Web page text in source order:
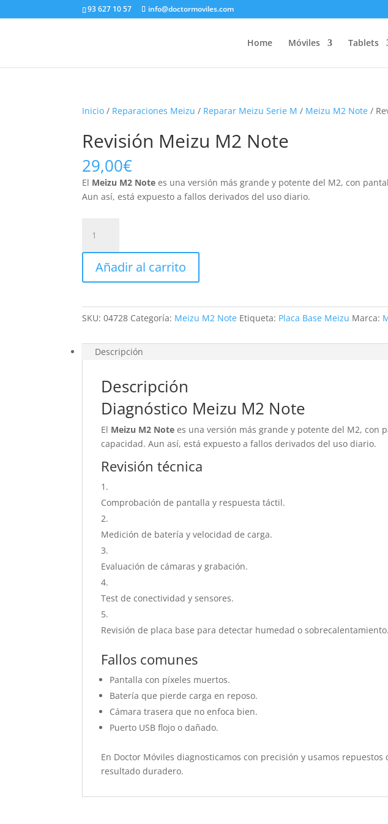
93 627 10 57 info@doctormoviles.com
Home Móviles Tablets
Inicio / Reparaciones Meizu / Reparar Meizu Serie M / Meizu M2 Note /
Revisión Meizu M2 Note
29,00€
El Meizu M2 Note es una versión más grande y potente del M2, con
Aun así, está expuesto a fallos derivados del uso diario.
Meizu
M2
Note
cantidad
Añadir al carrito
SKU:04728 Categoría: Meizu M2 Note Etiqueta: Placa Base Meizu Marca:
Descripción
Descripción
Diagnóstico Meizu M2 Note
El Meizu M2 Note es una versión más grande y potente del M2, con
capacidad. Aun así, está expuesto a fallos derivados del uso diario.
Revisión técnica
Comprobación de pantalla y respuesta táctil.
Medición de batería y velocidad de carga.
Evaluación de cámaras y grabación.
Test de conectividad y sensores.
Revisión de placa base para detectar humedad o sobrecalentamiento.
Fallos comunes
Pantalla con píxeles muertos.
Batería que pierde carga en reposo.
Cámara trasera que no enfoca bien.
Puerto USB flojo o dañado.
En Doctor Móviles diagnosticamos con precisión y usamos
resultado duradero.